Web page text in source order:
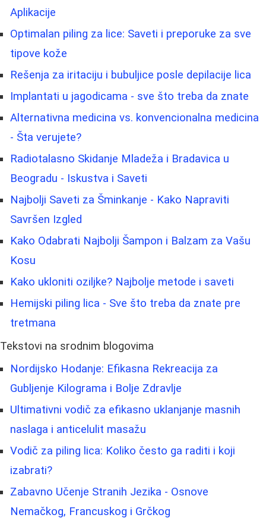
Aplikacije
Optimalan piling za lice: Saveti i preporuke za sve
tipove kože
Rešenja za iritaciju i bubuljice posle depilacije lica
Implantati u jagodicama - sve što treba da znate
Alternativna medicina vs. konvencionalna medicina
- Šta verujete?
Radiotalasno Skidanje Mladeža i Bradavica u
Beogradu - Iskustva i Saveti
Najbolji Saveti za Šminkanje - Kako Napraviti
Savršen Izgled
Kako Odabrati Najbolji Šampon i Balzam za Vašu
Kosu
Kako ukloniti oziljke? Najbolje metode i saveti
Hemijski piling lica - Sve što treba da znate pre
tretmana
Tekstovi na srodnim blogovima
Nordijsko Hodanje: Efikasna Rekreacija za
Gubljenje Kilograma i Bolje Zdravlje
Ultimativni vodič za efikasno uklanjanje masnih
naslaga i anticelulit masažu
Vodič za piling lica: Koliko često ga raditi i koji
izabrati?
Zabavno Učenje Stranih Jezika - Osnove
Nemačkog, Francuskog i Grčkog